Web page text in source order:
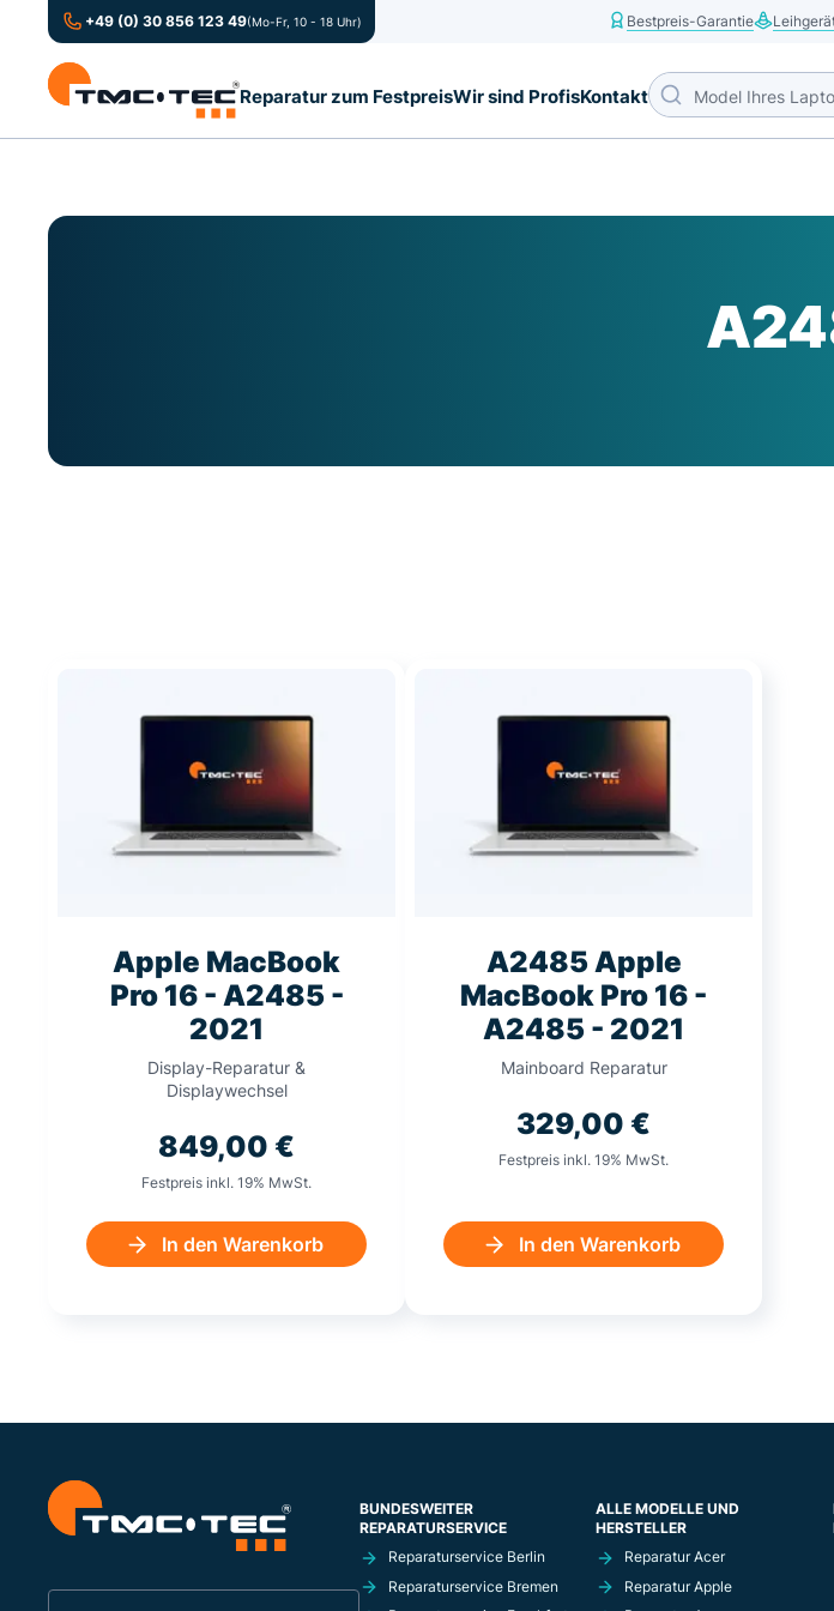
+49 (0) 30 856 123 49(Mo-Fr, 10 - 18 Uhr) Bestpreis-Garantie
Reparatur zum FestpreisWir sind ProfisKontakt
Apple MacBook
Pro 16 - A2485 -
2021
Display-Reparatur &
Displaywechsel
849,00 €
Festpreis inkl. 19% MwSt.
In den Warenkorb
A2485 Apple
MacBook Pro 16 -
A2485 - 2021
Mainboard Reparatur
329,00 €
Festpreis inkl. 19% MwSt.
In den Warenkorb
BUNDESWEITER
REPARATURSERVICE
Reparaturservice Berlin
Reparaturservice Bremen
ALLE MODELLE UND
HERSTELLER
Reparatur Acer
Reparatur Apple